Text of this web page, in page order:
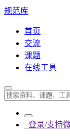
规范库
首页
交流
课题
在线工具
登录/支持